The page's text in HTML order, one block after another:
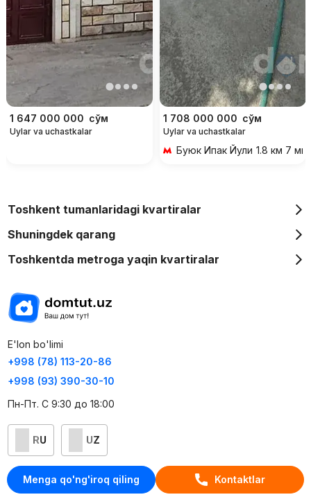
Menga qo'ng'iroq qiling Kontaktlar
1 647 000 000 сўм
Uylar va uchastkalar
1 708 000 000 сўм
Uylar va uchastkalar
Буюк Ипак Йули 1.8 км 7
Toshkent tumanlaridagi kvartiralar
Shuningdek qarang
Toshkentda metroga yaqin kvartiralar
E'lon bo'limi
+998 (78) 113-20-86
+998 (93) 390-30-10
Пн-Пт. С 9:30 до 18:00
RU UZ
Kontaktlar